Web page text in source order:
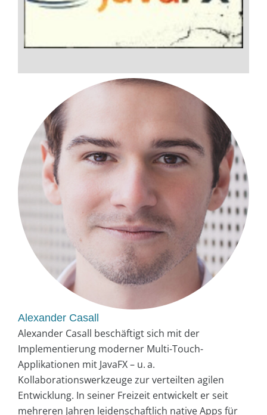
Alexander Casall
Alexander Casall beschäftigt sich mit der
Implementierung moderner Multi-Touch-
Applikationen mit JavaFX – u. a.
Kollaborationswerkzeuge zur verteilten agilen
Entwicklung. In seiner Freizeit entwickelt er seit
mehreren Jahren leidenschaftlich native Apps für